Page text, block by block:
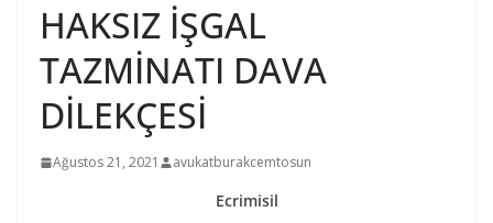
HAKSIZ İŞGAL
TAZMİNATI DAVA
DİLEKÇESİ
Ağustos 21, 2021 avukatburakcemtosun
Ecrimisil